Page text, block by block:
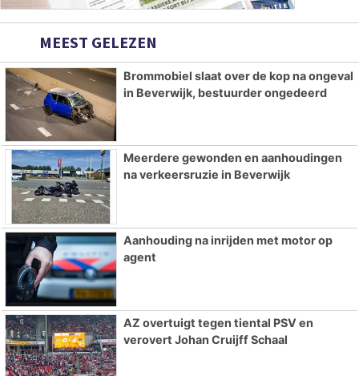
MEEST GELEZEN
Brommobiel slaat over de kop na ongeval
in Beverwijk, bestuurder ongedeerd
Meerdere gewonden en aanhoudingen
na verkeersruzie in Beverwijk
Aanhouding na inrijden met motor op
agent
AZ overtuigt tegen tiental PSV en
verovert Johan Cruijff Schaal